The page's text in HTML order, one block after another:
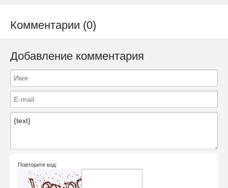
Комментарии (0)
Добавление комментария
Повторите код: